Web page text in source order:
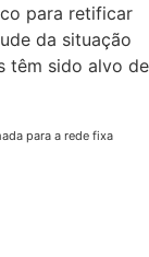
para retificar
da situação
têm sido alvo de
para a rede fixa